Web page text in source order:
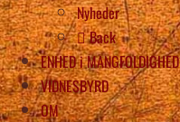
Nyheder
Back
ENHED i MANGFOLDIGHED
VIDNESBYRD
OM